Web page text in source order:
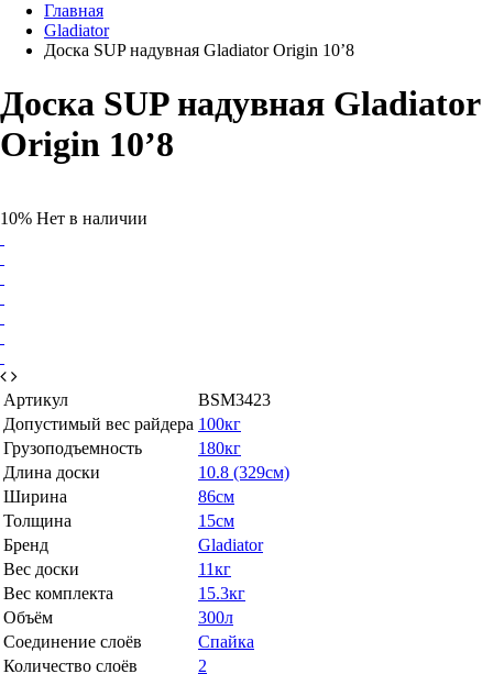
Главная
Gladiator
Доска SUP надувная Gladiator Origin 10’8
Доска SUP надувная Gladiator
Origin 10’8
10% Нет в наличии
Артикул
BSM3423
Допустимый вес райдера 100кг
Грузоподъемность
180кг
Длина доски
10.8 (329см)
Ширина
86см
Толщина
15см
Бренд
Gladiator
Вес доски
11кг
Вес комплекта
15.3кг
Объём
300л
Соединение слоёв
Спайка
Количество слоёв
2